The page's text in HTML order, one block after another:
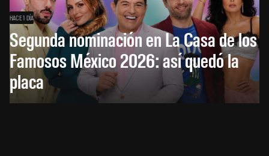
HACE 1 DÍA
Segunda nominación en La Casa de los
Famosos México 2026: así quedó la
placa